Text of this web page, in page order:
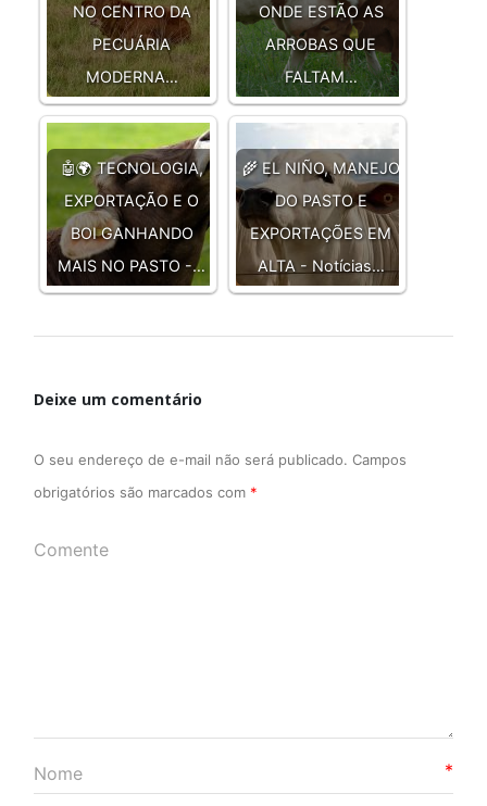
NO CENTRO DA
PECUÁRIA
MODERNA…
ONDE ESTÃO AS
ARROBAS QUE
FALTAM…
🤖🌍 TECNOLOGIA,
EXPORTAÇÃO E O
BOI GANHANDO
MAIS NO PASTO -…
🌾 EL NIÑO, MANEJO
DO PASTO E
EXPORTAÇÕES EM
ALTA - Notícias…
Deixe um comentário
O seu endereço de e-mail não será publicado. Campos
obrigatórios são marcados com *
*